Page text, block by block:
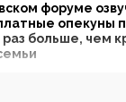
форуме
опекуны
больше, чем